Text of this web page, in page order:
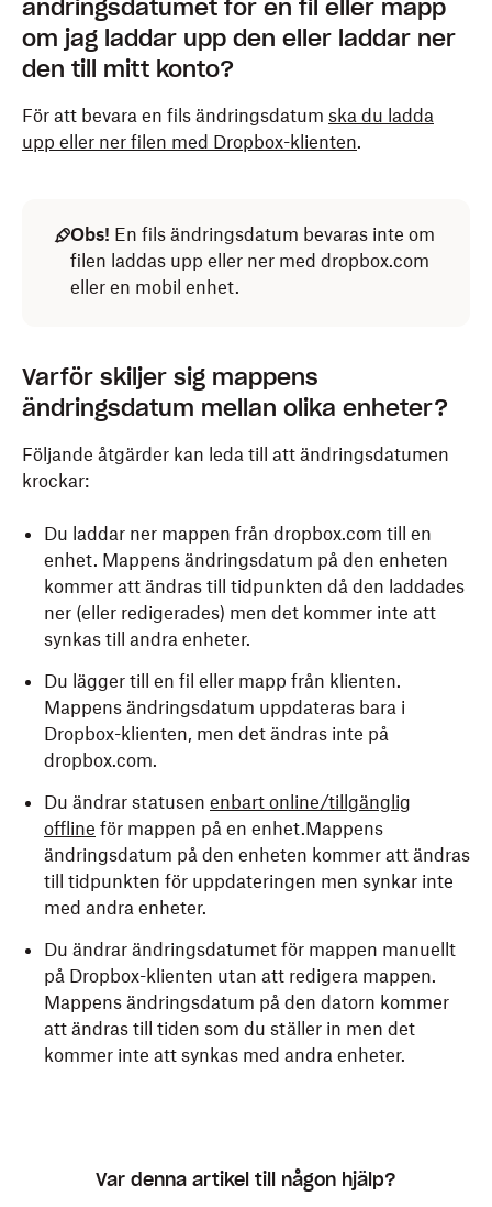
ändringsdatumet för en fil eller mapp
om jag laddar upp den eller laddar ner
den till mitt konto?
För att bevara en fils ändringsdatum ska du ladda
upp eller ner filen med Dropbox-klienten.
Obs! En fils ändringsdatum bevaras inte om
filen laddas upp eller ner med dropbox.com
eller en mobil enhet.
Varför skiljer sig mappens
ändringsdatum mellan olika enheter?
Följande åtgärder kan leda till att ändringsdatumen
krockar:
Du laddar ner mappen från dropbox.com till en
enhet. Mappens ändringsdatum på den enheten
kommer att ändras till tidpunkten då den laddades
ner (eller redigerades) men det kommer inte att
synkas till andra enheter.
Du lägger till en fil eller mapp från klienten.
Mappens ändringsdatum uppdateras bara i
Dropbox-klienten, men det ändras inte på
dropbox.com.
Du ändrar statusen enbart online/tillgänglig
offline för mappen på en enhet.Mappens
ändringsdatum på den enheten kommer att ändras
till tidpunkten för uppdateringen men synkar inte
med andra enheter.
Du ändrar ändringsdatumet för mappen manuellt
på Dropbox-klienten utan att redigera mappen.
Mappens ändringsdatum på den datorn kommer
att ändras till tiden som du ställer in men det
kommer inte att synkas med andra enheter.
Var denna artikel till någon hjälp?